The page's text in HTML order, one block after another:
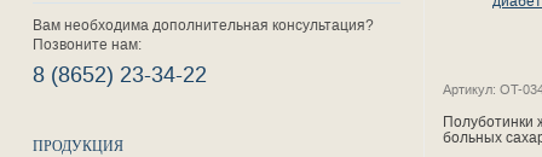
Вам необходима дополнительная консультация?
Позвоните нам:
8 (8652) 23-34-22
ПРОДУКЦИЯ
Артикул: OT-
Полуботинки
больных